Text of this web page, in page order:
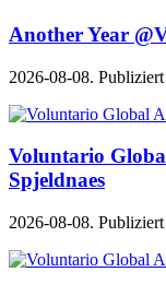
Another Year
2026-08-08.
Voluntario
Spjeldnaes
2026-08-08.